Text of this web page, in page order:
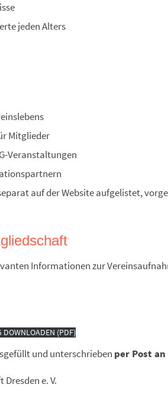
jeden Alters
Mitglieder
Veranstaltungen
auf der Website aufgelistet,
Informationen zur
DOWNLOADEN (PDF)
und unterschrieben per Post
e. V.